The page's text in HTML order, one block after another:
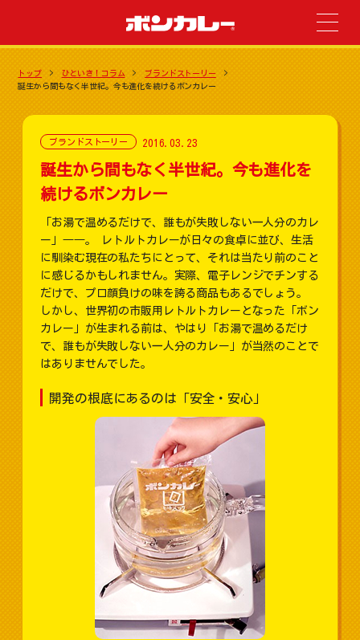
トップ ひといき！コラム
ブランドストーリー
誕生から間もなく半世紀。今も進化を続けるボンカレー
ブランドストーリー 2016.03.23
誕生から間もなく半世紀。今も進化を
続けるボンカレー
「お湯で温めるだけで、誰もが失敗しない一人分のカレ
ー」――。 レトルトカレーが日々の食卓に並び、生活
に馴染む現在の私たちにとって、それは当たり前のこと
に感じるかもしれません。実際、電子レンジでチンする
だけで、プロ顔負けの味を誇る商品もあるでしょう。
しかし、世界初の市販用レトルトカレーとなった「ボン
カレー」が生まれる前は、やはり「お湯で温めるだけ
で、誰もが失敗しない一人分のカレー」が当然のことで
はありませんでした。
開発の根底にあるのは「安全・安心」